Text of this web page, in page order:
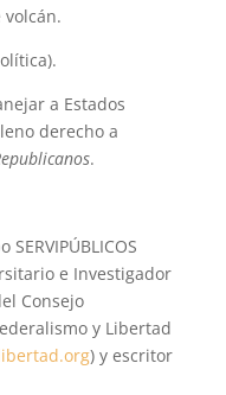
a Estados
derecho a
.
e Investigador
Consejo
y Libertad
) y escritor